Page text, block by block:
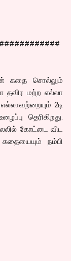
கதை சொல்லும்
தவிர மற்ற எல்லா
2டி
தெரிகிறது.
கோட்டை விட
நம்பி